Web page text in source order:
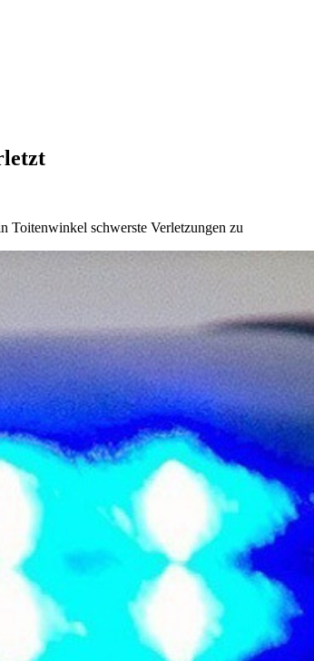
Toitenwinkel schwerste Verletzungen zu